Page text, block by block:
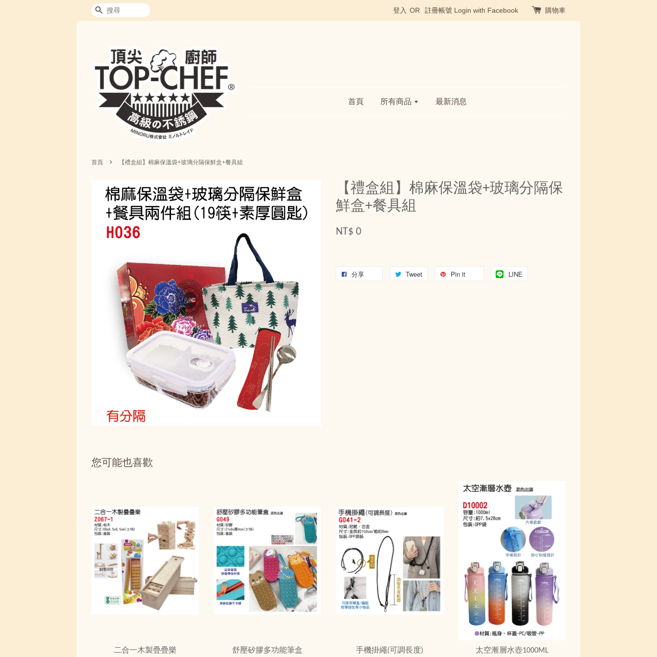
搜尋 登入 OR 註冊帳號 Login with Facebook 購物車
首頁 所有商品 最新消息
首頁 › 【禮盒組】棉麻保溫袋+玻璃分隔保鮮盒+餐具組
【禮盒組】棉麻保溫袋+玻璃分隔保
鮮盒+餐具組
NT$ 0
分享 Tweet Pin it LINE
您可能也喜歡
二合一木製疊疊樂 舒壓矽膠多功能筆盒 手機掛繩(可調長度) 太空漸層水壺1000ML